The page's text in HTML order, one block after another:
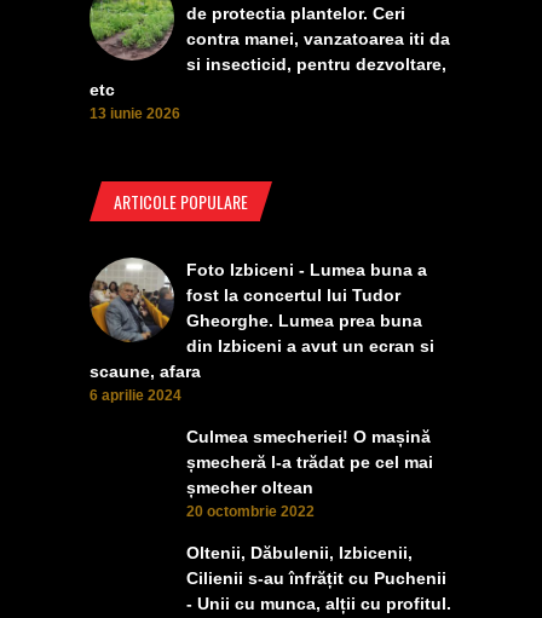
de protectia plantelor. Ceri
contra manei, vanzatoarea iti da
si insecticid, pentru dezvoltare,
etc
13 iunie 2026
ARTICOLE POPULARE
Foto Izbiceni - Lumea buna a
fost la concertul lui Tudor
Gheorghe. Lumea prea buna
din Izbiceni a avut un ecran si
scaune, afara
6 aprilie 2024
Culmea smecheriei! O mașină
șmecheră l-a trădat pe cel mai
șmecher oltean
20 octombrie 2022
Oltenii, Dăbulenii, Izbicenii,
Cilienii s-au înfrățit cu Puchenii
- Unii cu munca, alții cu profitul.